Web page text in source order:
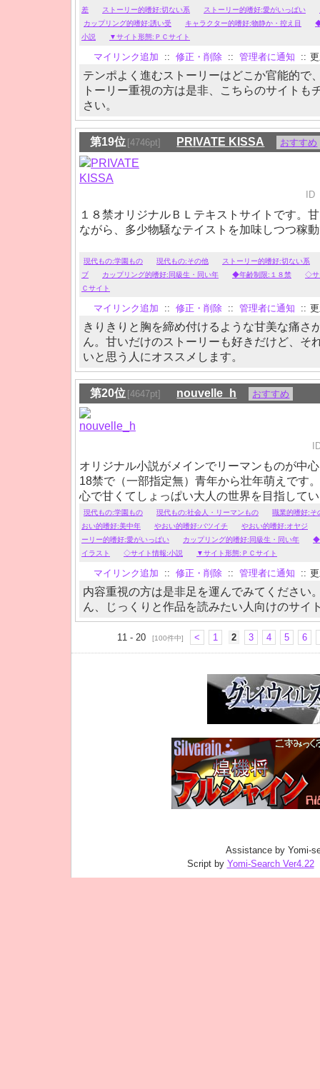
差
ストーリー的嗜好:切ない系 ストーリー的嗜好:愛がいっぱい
カップリング的嗜好:誘い受
キャラクター的嗜好:物静か・控え目
小説
▼サイト形態:ＰＣサイト
マイリンク追加 :: 修正・削除 :: 管理者に通知 ::
テンポよく進むストーリーはどこか官能的で
トーリー重視の方は是非、こちらのサイトも
さい。
第19位 [4746pt] PRIVATE KISSA おすすめ
ID
１８禁オリジナルＢＬテキストサイトです
ながら、多少物騒なテイストを加味しつつ稼
現代もの:学園もの 現代もの:その他
ストーリー的嗜好:切ない系
ブ
カップリング的嗜好:同級生・同い年 ◆年齢制限:１８禁
◇サ
Ｃサイト
マイリンク追加 :: 修正・削除 :: 管理者に通知 ::
きりきりと胸を締め付けるような甘美な痛さ
ん。甘いだけのストーリーも好きだけど、そ
いと思う人にオススメします。
第20位 [4647pt] nouvelle_h おすすめ
オリジナル小説がメインでリーマンものが中
18禁で（一部指定無）青年から壮年萌えです
心で甘くてしょっぱい大人の世界を目指して
ド集」有り。
現代もの:学園もの 現代もの:社会人・リーマンもの
職業的嗜好:そ
おい的嗜好:美中年
やおい的嗜好:バツイチ
やおい的嗜好:オヤジ
ーリー的嗜好:愛がいっぱい
カップリング的嗜好:同級生・同い年
◆
イラスト
◇サイト情報:小説 ▼サイト形態:ＰＣサイト
マイリンク追加 :: 修正・削除 :: 管理者に通知 ::
内容重視の方は是非足を運んでみてください
ん、じっくりと作品を読みたい人向けのサイ
11 - 20 [100件中] < 1 2 3 4 5 6
Assistance by Yomi-
Script by Yomi-Search Ver4.22